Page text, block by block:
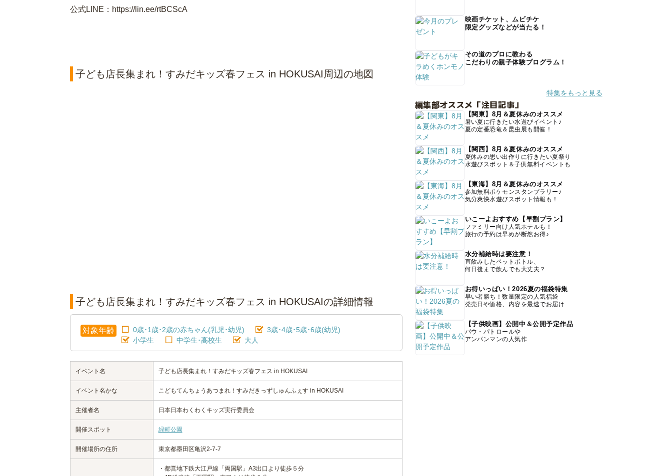
公式LINE：https://lin.ee/rtBCScA
子ども店長集まれ！すみだキッズ春フェス in HOKUSAI周辺の地図
子ども店長集まれ！すみだキッズ春フェス in HOKUSAIの詳細情報
対象年齢 0歳･1歳･2歳の赤ちゃん(乳児･幼児)
3歳･4歳･5歳･6歳(幼児)
小学生
中学生･高校生 大人
イベント名 子ども店長集まれ！すみだキッズ春フェス in HOKUSAI
イベント名かな こどもてんちょうあつまれ！すみだきっずしゅんふぇす in HOKUSAI
主催者名 日本日本わくわくキッズ実行委員会
開催スポット 緑町公園
開催場所の住所 東京都墨田区亀沢2-7-7
・都営地下鉄大江戸線「両国駅」A3出口より徒歩５分
映画チケット、ムビチケ
限定グッズなどが当たる！
その道のプロに教わる
こだわりの親子体験プログラム！
特集をもっと見る
編集部オススメ「注目記事」
【関東】8月＆夏休みのオススメ
暑い夏に行きたい水遊びイベント♪
夏の定番恐竜＆昆虫展も開催！
【関西】8月＆夏休みのオススメ
夏休みの思い出作りに行きたい夏祭り
水遊びスポット＆子供無料イベントも
【東海】8月＆夏休みのオススメ
参加無料ポケモンスタンプラリー♪
気分爽快水遊びスポット情報も！
いこーよおすすめ【早割プラン】
ファミリー向け人気ホテルも！
旅行の予約は早めが断然お得♪
水分補給時は要注意！
直飲みしたペットボトル、
何日後まで飲んでも大丈夫？
お得いっぱい！2026夏の福袋特集
早い者勝ち！数量限定の人気福袋
発売日や価格、内容を最速でお届け
【子供映画】公開中＆公開予定作品
パウ・パトロールや
アンパンマンの人気作